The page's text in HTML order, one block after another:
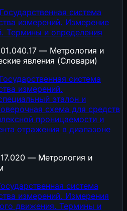
система
измерений. Измерение
Термины и определения
— Метрология и
явления (Словари)
система
измерений.
эталон и
схема для средств
проницаемости и
отражения в диапазоне
— Метрология и
система
измерений. Измерения
движения. Термины и